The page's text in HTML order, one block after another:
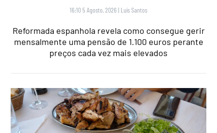
16:10 5 Agosto, 2026 | Luís Santos
Reformada espanhola revela como consegue gerir
mensalmente uma pensão de 1.100 euros perante
preços cada vez mais elevados